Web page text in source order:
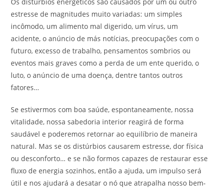
Os distúrbios energéticos são causados ​​por um ou outro
estresse de magnitudes muito variadas: um simples
incômodo, um alimento mal digerido, um vírus, um
acidente, o anúncio de más notícias, preocupações com o
futuro, excesso de trabalho, pensamentos sombrios ou
eventos mais graves como a perda de um ente querido, o
luto, o anúncio de uma doença, dentre tantos outros
fatores…
Se estivermos com boa saúde, espontaneamente, nossa
vitalidade, nossa sabedoria interior reagirá de forma
saudável e poderemos retornar ao equilíbrio de maneira
natural. Mas se os distúrbios causarem estresse, dor física
ou desconforto… e se não formos capazes de restaurar esse
fluxo de energia sozinhos, então a ajuda, um impulso será
útil e nos ajudará a desatar o nó que atrapalha nosso bem-